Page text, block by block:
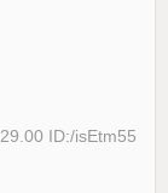
ID:/isEtm55